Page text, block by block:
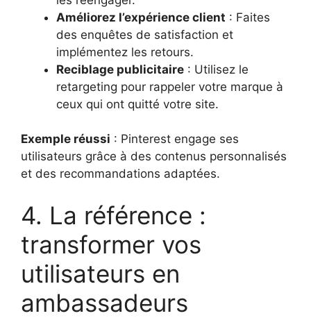
Améliorez l’expérience client : Faites
des enquêtes de satisfaction et
implémentez les retours.
Reciblage publicitaire : Utilisez le
retargeting pour rappeler votre marque à
ceux qui ont quitté votre site.
Exemple réussi : Pinterest engage ses
utilisateurs grâce à des contenus personnalisés
et des recommandations adaptées.
4. La référence :
transformer vos
utilisateurs en
ambassadeurs